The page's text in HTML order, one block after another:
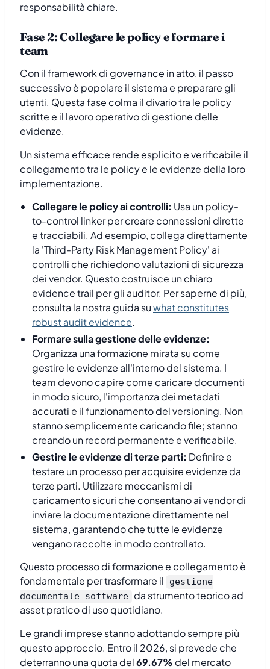
responsabilità chiare.
Fase 2: Collegare le policy e formare i
team
Con il framework di governance in atto, il passo
successivo è popolare il sistema e preparare gli
utenti. Questa fase colma il divario tra le policy
scritte e il lavoro operativo di gestione delle
evidenze.
Un sistema efficace rende esplicito e verificabile il
collegamento tra le policy e le evidenze della loro
implementazione.
Collegare le policy ai controlli: Usa un policy-
to-control linker per creare connessioni dirette
e tracciabili. Ad esempio, collega direttamente
la 'Third-Party Risk Management Policy' ai
controlli che richiedono valutazioni di sicurezza
dei vendor. Questo costruisce un chiaro
evidence trail per gli auditor. Per saperne di più,
consulta la nostra guida suwhat constitutes
robust audit evidence.
Formare sulla gestione delle evidenze:
Organizza una formazione mirata su come
gestire le evidenze all'interno del sistema. I
team devono capire come caricare documenti
in modo sicuro, l'importanza dei metadati
accurati e il funzionamento del versioning. Non
stanno semplicemente caricando file; stanno
creando un record permanente e verificabile.
Gestire le evidenze di terze parti: Definire e
testare un processo per acquisire evidenze da
terze parti. Utilizzare meccanismi di
caricamento sicuri che consentano ai vendor di
inviare la documentazione direttamente nel
sistema, garantendo che tutte le evidenze
vengano raccolte in modo controllato.
Questo processo di formazione e collegamento è
fondamentale per trasformare il
gestione
documentale software da strumento teorico ad
asset pratico di uso quotidiano.
Le grandi imprese stanno adottando sempre più
questo approccio. Entro il 2026, si prevede che
deterranno una quota del69.67% del mercato